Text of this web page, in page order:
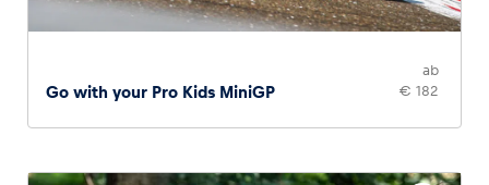
Go with your Pro Kids MiniGP
ab
€ 182